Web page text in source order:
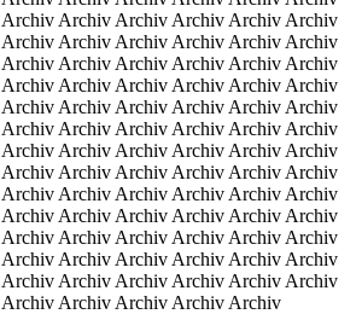
Archiv Archiv Archiv Archiv Archiv
Archiv Archiv Archiv Archiv Archiv
Archiv Archiv Archiv Archiv Archiv
Archiv Archiv Archiv Archiv Archiv
Archiv Archiv Archiv Archiv Archiv
Archiv Archiv Archiv Archiv Archiv
Archiv Archiv Archiv Archiv Archiv
Archiv Archiv Archiv Archiv Archiv
Archiv Archiv Archiv Archiv Archiv
Archiv Archiv Archiv Archiv Archiv
Archiv Archiv Archiv Archiv Archiv
Archiv Archiv Archiv Archiv Archiv
Archiv Archiv Archiv Archiv Archiv
Archiv Archiv Archiv Archiv